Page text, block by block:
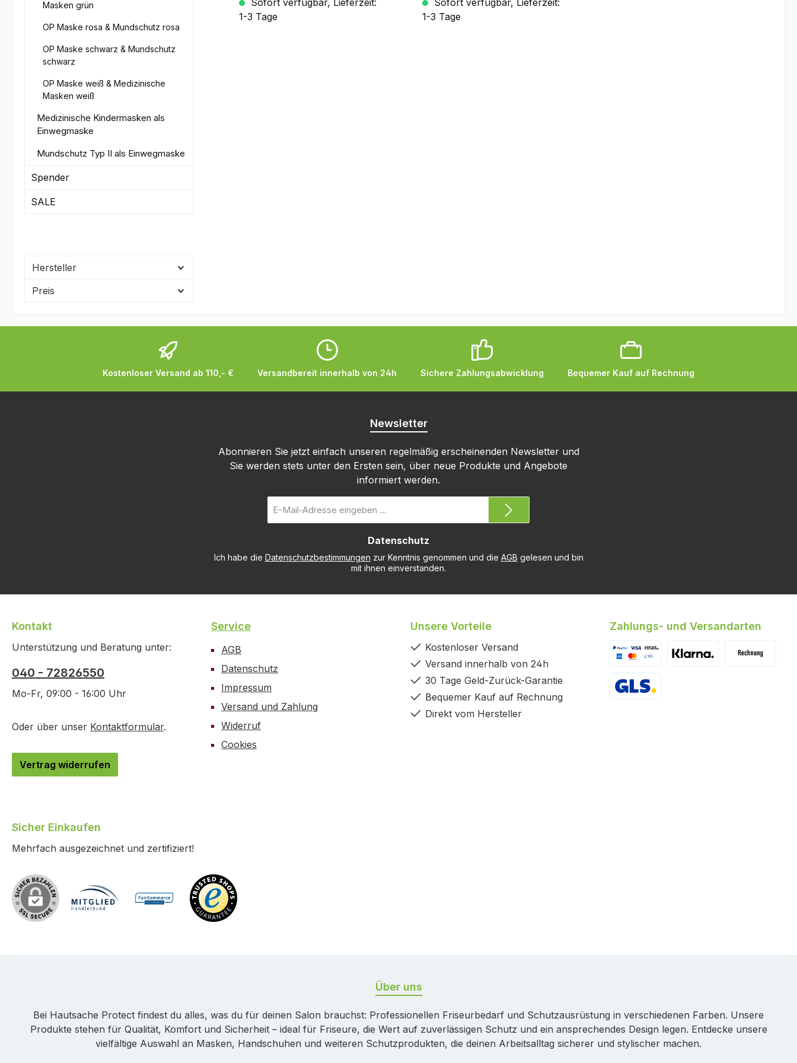
Masken grün
OP Maske rosa & Mundschutz rosa
OP Maske schwarz & Mundschutz
schwarz
OP Maske weiß & Medizinische
Masken weiß
Medizinische Kindermasken als
Einwegmaske
Mundschutz Typ II als Einwegmaske
Spender
SALE
Hersteller
Preis
1-3 Tage
1-3 Tage
Kostenloser Versand ab 110,- € Versandbereit innerhalb von 24h Sichere Zahlungsabwicklung Bequemer Kauf auf Rechnung
Newsletter
Abonnieren Sie jetzt einfach unseren regelmäßig erscheinenden Newsletter und
Sie werden stets unter den Ersten sein, über neue Produkte und Angebote
informiert werden.
Mail-
Datenschutz
Ich habe die Datenschutzbestimmungen zur Kenntnis genommen und die AGB gelesen und bin
mit ihnen einverstanden.
Kontakt
Unterstützung und Beratung unter:
040 - 72826550
Mo-Fr, 09:00 - 16:00 Uhr
Oder über unser Kontaktformular.
Vertrag widerrufen
Service
AGB
Datenschutz
Impressum
Versand und Zahlung
Widerruf
Cookies
Unsere Vorteile
Kostenloser Versand
Versand innerhalb von 24h
30 Tage Geld-Zurück-Garantie
Bequemer Kauf auf Rechnung
Direkt vom Hersteller
Zahlungs- und Versandarten
Sicher Einkaufen
Mehrfach ausgezeichnet und zertifiziert!
Über uns
Bei Hautsache Protect findest du alles, was du für deinen Salon brauchst: Professionellen Friseurbedarf und Schutzausrüstung in verschiedenen Farben. Unsere
Produkte stehen für Qualität, Komfort und Sicherheit – ideal für Friseure, die Wert auf zuverlässigen Schutz und ein ansprechendes Design legen. Entdecke unsere
vielfältige Auswahl an Masken, Handschuhen und weiteren Schutzprodukten, die deinen Arbeitsalltag sicherer und stylischer machen.